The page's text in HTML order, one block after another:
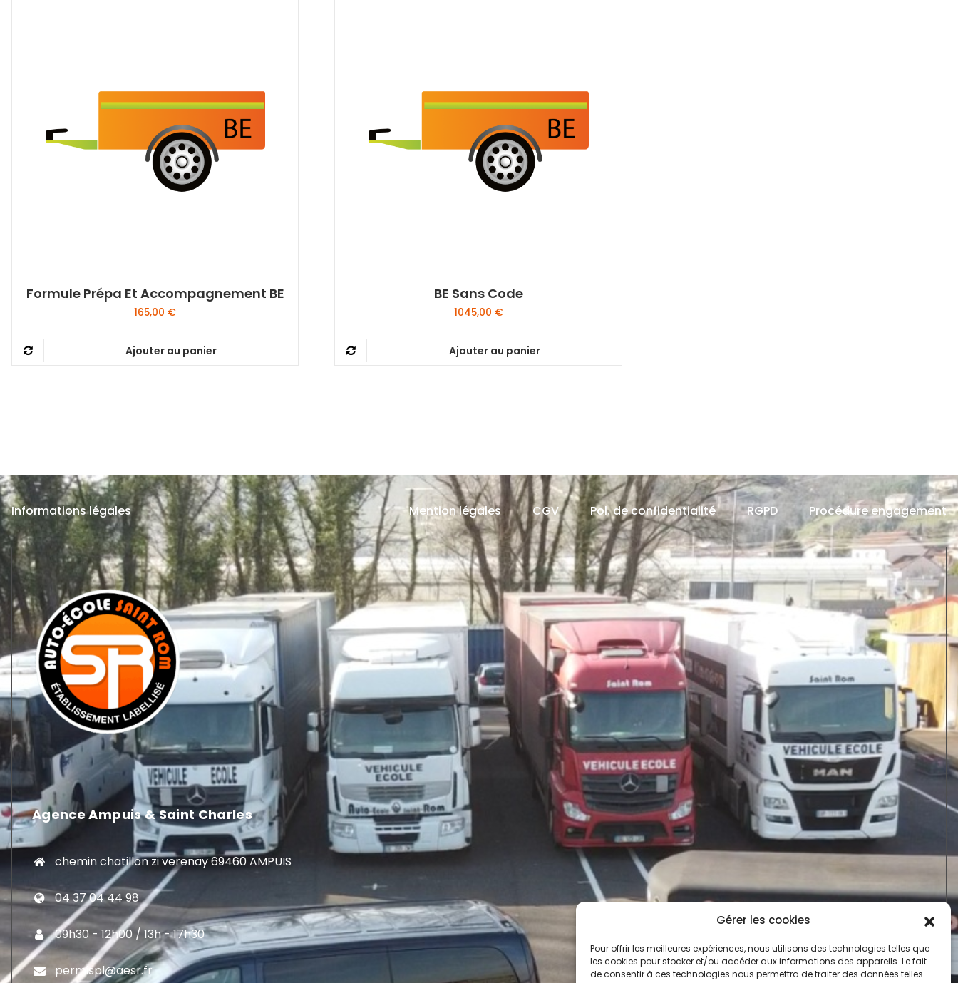
Gérer les cookies
Pour offrir les meilleures expériences, nous utilisons des technologies telles que
les cookies pour stocker et/ou accéder aux informations des appareils. Le fait
de consentir à ces technologies nous permettra de traiter des données telles
Formule Prépa Et Accompagnement BE
165,00 €
Ajouter au panier
BE Sans Code
1045,00 €
Ajouter au panier
Informations légales Mention légales CGV Pol. de confidentialité RGPD Procédure engagement
Agence Ampuis & Saint Charles
chemin chatillon zi verenay 69460 AMPUIS
04 37 04 44 98
09h30 - 12h00 / 13h - 17h30
permispl@aesr.fr